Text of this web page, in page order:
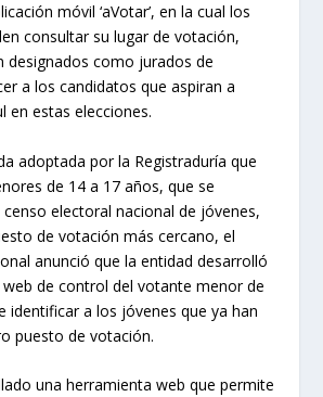
móvil ‘aVotar’, en la cual los
consultar su lugar de votación,
designados como jurados de
a los candidatos que aspiran a
en estas elecciones.
adoptada por la Registraduría que
de 14 a 17 años, que se
electoral nacional de jóvenes,
de votación más cercano, el
anunció que la entidad desarrolló
de control del votante menor de
identificar a los jóvenes que ya han
puesto de votación.
una herramienta web que permite